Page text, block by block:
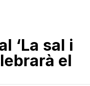
‘La sal i
el